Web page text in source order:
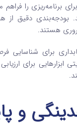
برنامه‌ریزی را
دقیق از
هستند.
برای شناسایی
ابزارهایی برای
و